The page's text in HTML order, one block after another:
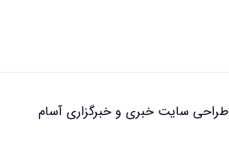
طراحی سایت خبری و خبرگزاری آسام